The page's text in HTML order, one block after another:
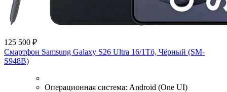
125 500 ₽
Смартфон Samsung Galaxy S26 Ultra 16/1Тб, Чёрный (SM-
S948B)
Операционная система: Android (One UI)